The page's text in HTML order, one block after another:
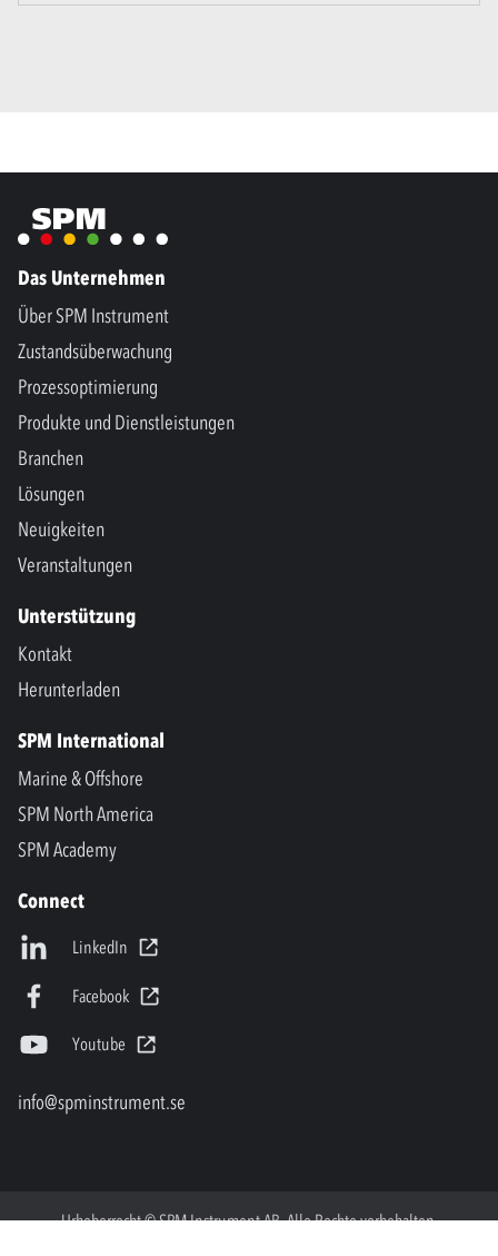
Das Unternehmen
Über SPM Instrument
Zustandsüberwachung
Prozessoptimierung
Produkte und Dienstleistungen
Branchen
Lösungen
Neuigkeiten
Veranstaltungen
Unterstützung
Kontakt
Herunterladen
SPM International
Marine & Offshore
SPM North America
SPM Academy
Connect
LinkedIn
Facebook
Youtube
info@spminstrument.se
Urheberrecht © SPM Instrument AB. Alle Rechte vorbehalten.